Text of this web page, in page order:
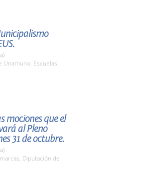
Unamuno. Escuelas
mociones que el
al Pleno
31 de octubre.
Diputación de